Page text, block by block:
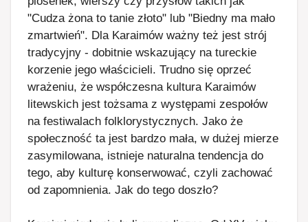
"Cudza żona to tanie złoto" lub "Biedny ma mało
zmartwień". Dla Karaimów ważny też jest strój
tradycyjny - dobitnie wskazujący na tureckie
korzenie jego właścicieli. Trudno się oprzeć
wrażeniu, że współczesna kultura Karaimów
litewskich jest tożsama z występami zespołów
na festiwalach folklorystycznych. Jako że
społeczność ta jest bardzo mała, w dużej mierze
zasymilowana, istnieje naturalna tendencja do
tego, aby kulturę konserwować, czyli zachować
od zapomnienia. Jak do tego doszło?